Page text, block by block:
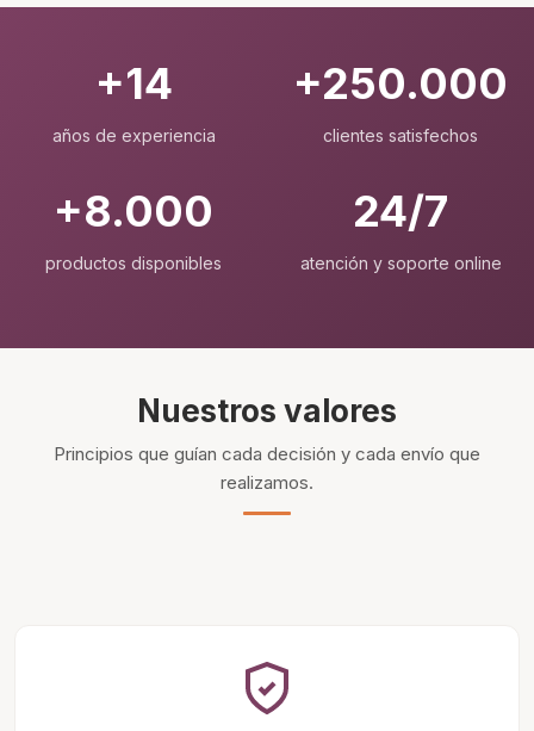
+14
años de experiencia
+250.000
clientes satisfechos
+8.000
productos disponibles
24/7
atención y soporte online
Nuestros valores
Principios que guían cada decisión y cada envío que
realizamos.